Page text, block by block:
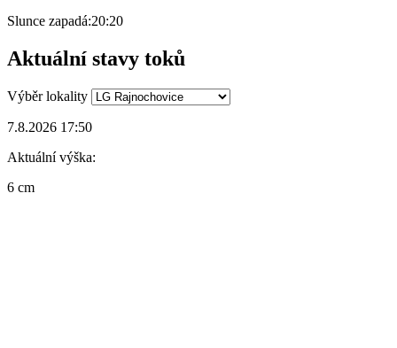
Slunce zapadá:20:20
Aktuální stavy toků
Výběr lokality
7.8.2026 17:50
Aktuální výška:
6 cm